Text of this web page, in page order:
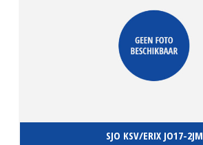
SJO KSV/ERIX JO17-2JM